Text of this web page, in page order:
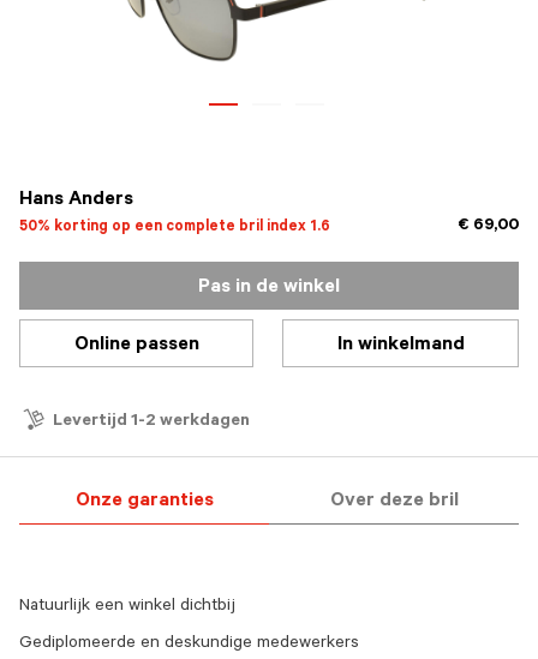
Hans Anders
50% korting op een complete bril index 1.6 € 69,00
Pas in de winkel
Online passen In winkelmand
Levertijd 1-2 werkdagen
Onze garanties Over deze bril
Natuurlijk een winkel dichtbij
Gediplomeerde en deskundige medewerkers